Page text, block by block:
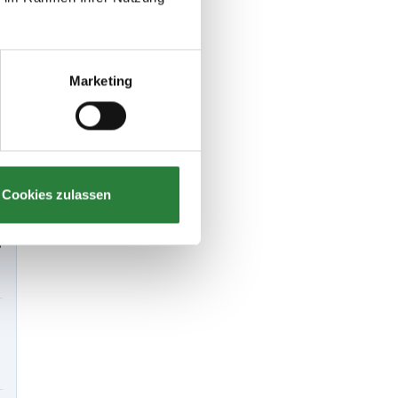
Marketing
Cookies zulassen